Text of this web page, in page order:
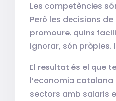
Les competències
Però les decisions
promoure, quins
ignorar, són pròpies. I
El resultat és el que
l’economia catalana
sectors amb salaris